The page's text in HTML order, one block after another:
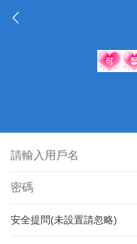
安全提問(未設置請忽略)